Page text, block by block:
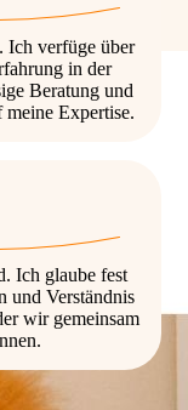
Ich verfüge über
in der
Beratung und
meine Expertise.
Ich glaube fest
und Verständnis
wir gemeinsam